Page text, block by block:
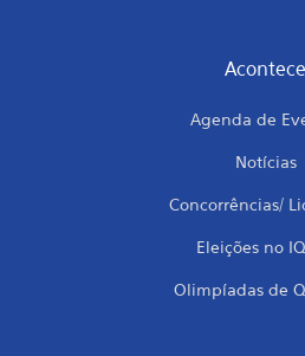
Acontece
Agenda de
Notícias
Concorrências/
Eleições no
Olimpíadas de